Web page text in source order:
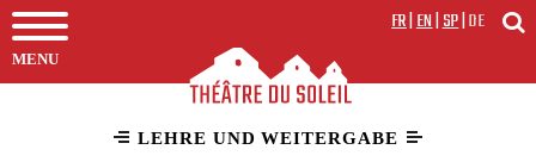
MENU
FR|EN|SP|DE
LEHRE UND WEITERGABE